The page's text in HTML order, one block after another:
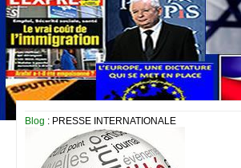
Blog : PRESSE INTERNATIONALE